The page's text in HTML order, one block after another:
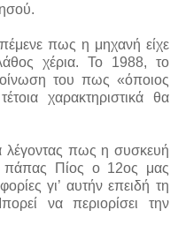
πως η μηχανή είχε
χέρια. Το 1988, το
του πως «όποιος
χαρακτηριστικά θα
λέγοντας πως η συσκευή
Πίος ο 12ος μας
γι’ αυτήν επειδή τη
να περιορίσει την